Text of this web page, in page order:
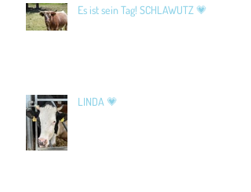
Es ist sein Tag! SCHLAWUTZ 💗
LINDA 💗